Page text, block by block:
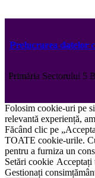
Prelucrarea datelor
Primăria Sectorului 5
Folosim cookie-uri pe
relevantă experiență,
Făcând clic pe
TOATE cookie-urile.
pentru a furniza un
Setări cookie Acceptați
Gestionați